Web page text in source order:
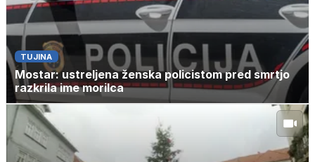
TUJINA
Mostar: ustreljena ženska policistom pred smrtjo
razkrila ime morilca